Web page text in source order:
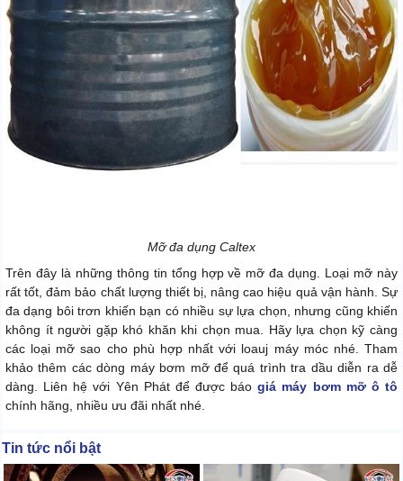
Mỡ đa dụng Caltex
Trên đây là những thông tin tổng hợp về mỡ đa dụng. Loại mỡ này
rất tốt, đảm bảo chất lượng thiết bị, nâng cao hiệu quả vận hành. Sự
đa dạng bôi trơn khiến bạn có nhiều sự lựa chọn, nhưng cũng khiến
không ít người gặp khó khăn khi chọn mua. Hãy lựa chọn kỹ càng
các loại mỡ sao cho phù hợp nhất với loauj máy móc nhé. Tham
khảo thêm các dòng máy bơm mỡ để quá trình tra dầu diễn ra dễ
dàng. Liên hệ với Yên Phát để được báogiá máy bơm mỡ ô tô
chính hãng, nhiều ưu đãi nhất nhé.
Tin tức nổi bật